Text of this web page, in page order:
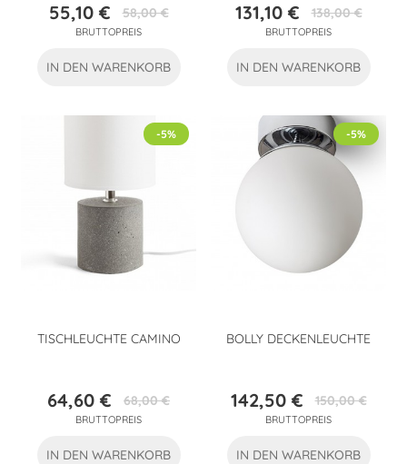
Preis
55,10 €Verkaufspreis
58,00 €
BRUTTOPREIS
IN DEN WARENKORB
Preis
131,10 €Verkaufspreis
138,00 €
BRUTTOPREIS
IN DEN WARENKORB
TISCHLEUCHTE CAMINO
Preis
64,60 €Verkaufspreis
68,00 €
BRUTTOPREIS
-5%
IN DEN WARENKORB
BOLLY DECKENLEUCHTE
Preis
142,50 €Verkaufspreis
150,00 €
BRUTTOPREIS
-5%
IN DEN WARENKORB